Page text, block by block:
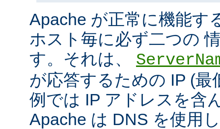
Apache が正常に機能す
ホスト毎に必ず二つの
す。それは、
が応答するための IP (最
例では IP アドレスを含
Apache は DNS を使用